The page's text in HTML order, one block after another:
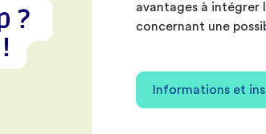
avantages à intégrer
concernant une
Informations et